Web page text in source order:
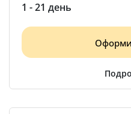
1 - 21 день